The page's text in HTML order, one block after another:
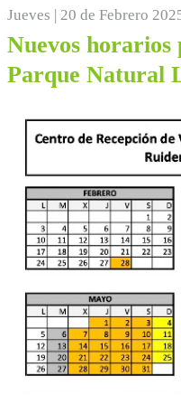
Jueves | 20 de Febrero
Nuevos horarios
Parque Natural